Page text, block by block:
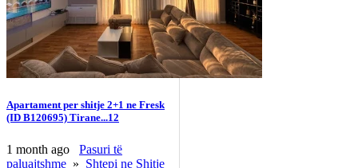
Apartament per shitje 2+1 ne Fresk
(ID B120695) Tirane...12
1 month ago
Pasuri të
paluajtshme » Shtepi ne Shitje